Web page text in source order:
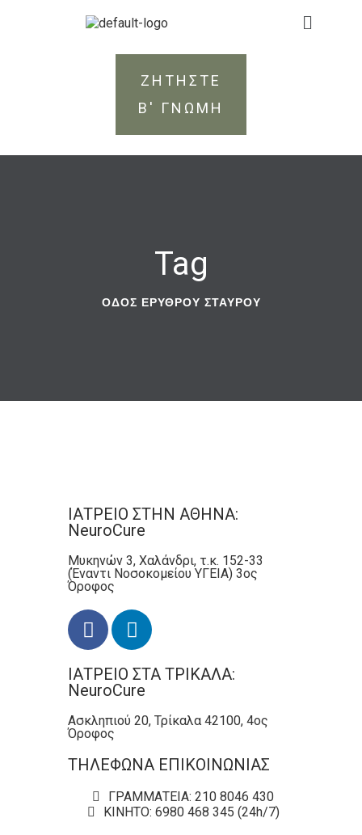
ΖΗΤΗΣΤΕ
Β' ΓΝΩΜΗ
Tag
ΟΔΌΣ ΕΡΥΘΡΟΎ ΣΤΑΥΡΟΎ
ΙΑΤΡΕΙΟ ΣΤΗΝ ΑΘΗΝΑ:
NeuroCure
Μυκηνών 3, Χαλάνδρι, τ.κ. 152-33
(Έναντι Νοσοκομείου ΥΓΕΙΑ) 3ος
Όροφος
ΙΑΤΡΕΙΟ ΣΤΑ ΤΡΙΚΑΛΑ:
NeuroCure
Ασκληπιού 20, Τρίκαλα 42100, 4ος
Όροφος
ΤΗΛΕΦΩΝΑ ΕΠΙΚΟΙΝΩΝΙΑΣ
ΓΡΑΜΜΑΤΕΙΑ: 210 8046 430
ΚΙΝΗΤΟ: 6980 468 345 (24h/7)